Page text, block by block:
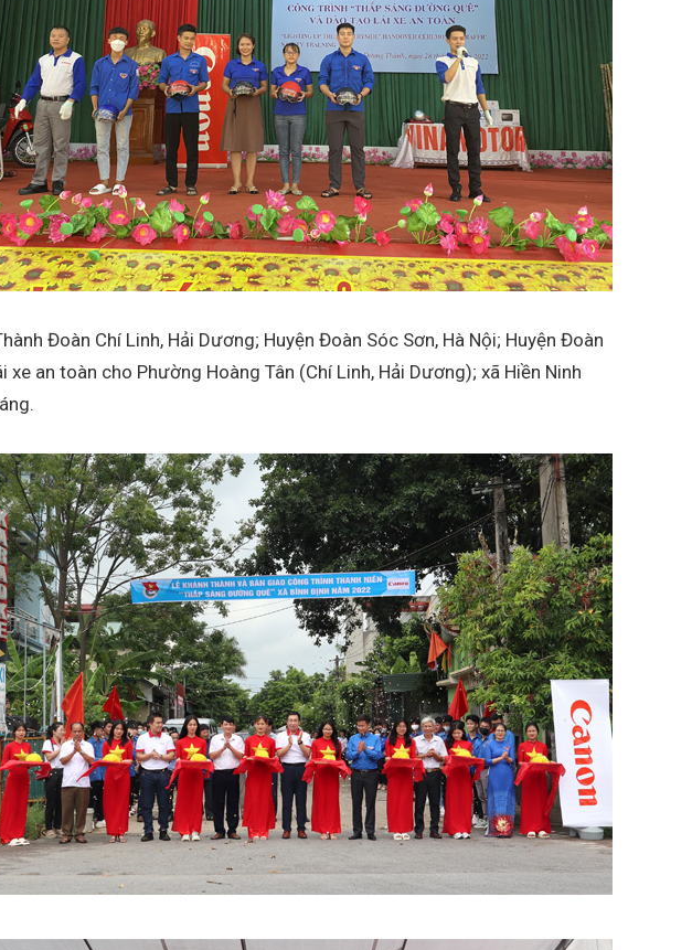
Đoàn Chí Linh, Hải Dương; Huyện Đoàn Sóc Sơn, Hà Nội; Huyện Đoàn
an toàn cho Phường Hoàng Tân (Chí Linh, Hải Dương); xã Hiền Ninh